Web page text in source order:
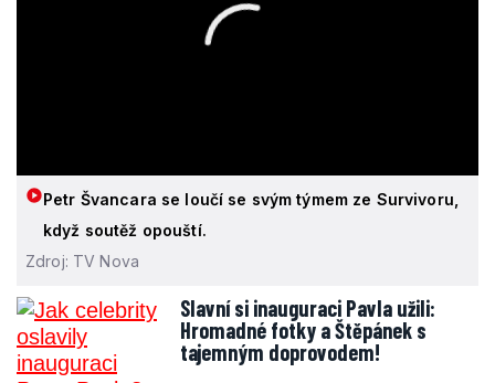
Petr Švancara se loučí se svým týmem ze Survivoru,
když soutěž opouští.
Zdroj: TV Nova
Slavní si inauguraci Pavla užili:
Hromadné fotky a Štěpánek s
tajemným doprovodem!